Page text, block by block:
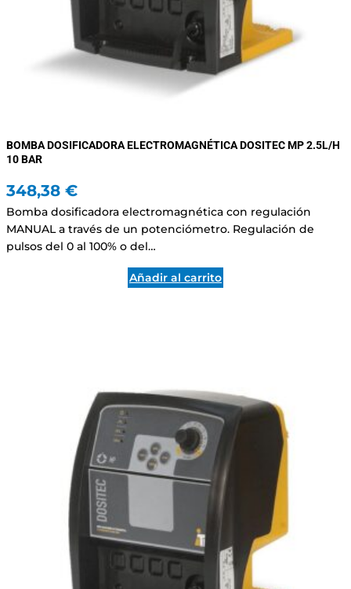
BOMBA DOSIFICADORA ELECTROMAGNÉTICA DOSITEC MP 2.5L/H
10 BAR
348,38 €
Bomba dosificadora electromagnética con regulación
MANUAL a través de un potenciómetro. Regulación de
pulsos del 0 al 100% o del…
Añadir al carrito